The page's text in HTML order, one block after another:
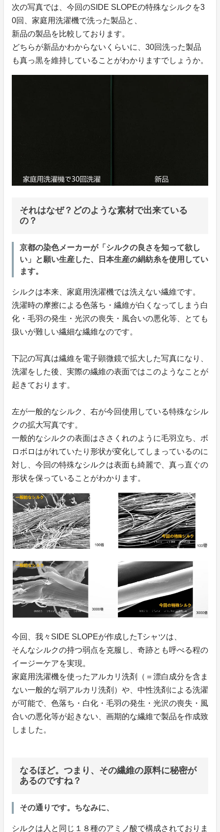
次の写真では、今回のSIDE SLOPEの特殊なシルクを3
0回、家庭用洗濯機で洗った製品と、
新品の製品を比較しております。
どちらが新品かわからないくらいに、30回洗った製品
も真っ黒を維持していることがわかりますでしょうか。
それはなぜ？どのような素材で出来ている
の？
京都の染色メーカーが「シルクの良さを知って欲し
い」と願い生産した、日本生産の絹紡糸を使用してい
ます。
シルクは本来、家庭用洗濯機では洗えない繊維です。
洗濯時の摩擦による色落ち・繊維が白くなってしまう白
化・毛羽の発生・光沢の喪失・風合いの悪化等、とても
扱いが難しい繊細な繊維なのです。
下記の写真は繊維を電子顕微鏡で拡大した写真になり、
洗濯をした後、実際の繊維の表面ではこのようなことが
起きております。
左が一般的なシルク、右が今回使用している特殊なシル
クの拡大写真です。
一般的なシルクの表面はささくれのように毛羽立ち、ボ
ロボロはがれていたり形状が変化してしまっているのに
対し、今回の特殊なシルクは表面も綺麗で、真っ直ぐの
形状を保っていることがわかります。
今回、我々SIDE SLOPEが作成したTシャツは、
そんなシルクの持つ弱点を克服し、奇跡とも呼べる程の
イージーケアを実現。
家庭用洗濯機を使ったアルカリ洗剤（＝漂白成分を含ま
ない一般的な弱アルカリ洗剤）や、中性洗剤による洗濯
が可能で、色落ち・白化・毛羽の発生・光沢の喪失・風
合いの悪化等が起きない、画期的な繊維で製品を作成致
しました。
なるほど。つまり、その繊維の原料に秘密が
あるのですね？
その通りです。ちなみに、
シルクは人と同じ１８種のアミノ酸で構成されておりま